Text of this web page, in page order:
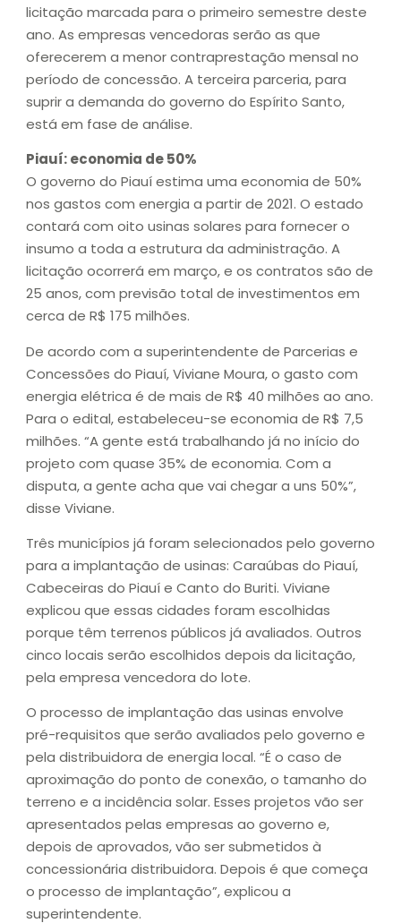
licitação marcada para o primeiro semestre deste
ano. As empresas vencedoras serão as que
oferecerem a menor contraprestação mensal no
período de concessão. A terceira parceria, para
suprir a demanda do governo do Espírito Santo,
está em fase de análise.
Piauí: economia de 50%
O governo do Piauí estima uma economia de 50%
nos gastos com energia a partir de 2021. O estado
contará com oito usinas solares para fornecer o
insumo a toda a estrutura da administração. A
licitação ocorrerá em março, e os contratos são de
25 anos, com previsão total de investimentos em
cerca de R$ 175 milhões.
De acordo com a superintendente de Parcerias e
Concessões do Piauí, Viviane Moura, o gasto com
energia elétrica é de mais de R$ 40 milhões ao ano.
Para o edital, estabeleceu-se economia de R$ 7,5
milhões. “A gente está trabalhando já no início do
projeto com quase 35% de economia. Com a
disputa, a gente acha que vai chegar a uns 50%”,
disse Viviane.
Três municípios já foram selecionados pelo governo
para a implantação de usinas: Caraúbas do Piauí,
Cabeceiras do Piauí e Canto do Buriti. Viviane
explicou que essas cidades foram escolhidas
porque têm terrenos públicos já avaliados. Outros
cinco locais serão escolhidos depois da licitação,
pela empresa vencedora do lote.
O processo de implantação das usinas envolve
pré-requisitos que serão avaliados pelo governo e
pela distribuidora de energia local. “É o caso de
aproximação do ponto de conexão, o tamanho do
terreno e a incidência solar. Esses projetos vão ser
apresentados pelas empresas ao governo e,
depois de aprovados, vão ser submetidos à
concessionária distribuidora. Depois é que começa
o processo de implantação”, explicou a
superintendente.